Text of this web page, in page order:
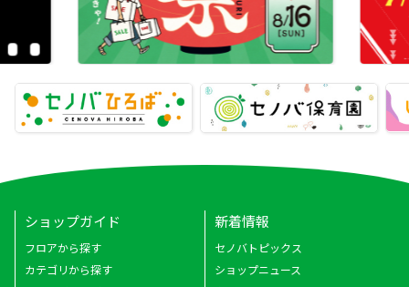
ショップガイド
フロアから探す
カテゴリから探す
新着情報
セノバトピックス
ショップニュース